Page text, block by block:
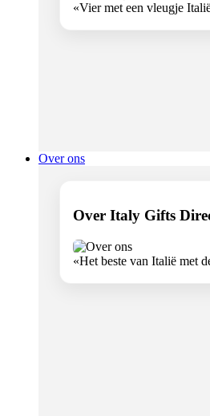
«Vier met een vleugje
Over ons
Over Italy Gifts
«Het beste van Italië met